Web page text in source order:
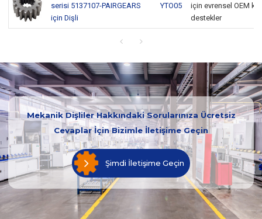
serisi 5137107-PAIRGEARS
için Dişli
YTO05
için evrensel OEM
destekler
Mekanik Dişliler Hakkındaki Sorularınıza Ücretsiz
Cevaplar İçin Bizimle İletişime Geçin
Şimdi İletişime Geçin